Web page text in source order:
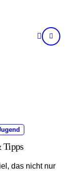
Tipps
das nicht nur